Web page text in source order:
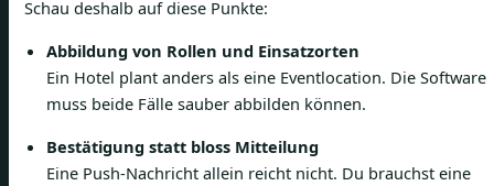
Schau deshalb auf diese Punkte:
Abbildung von Rollen und Einsatzorten
Ein Hotel plant anders als eine Eventlocation. Die Software
muss beide Fälle sauber abbilden können.
Bestätigung statt bloss Mitteilung
Eine Push-Nachricht allein reicht nicht. Du brauchst eine